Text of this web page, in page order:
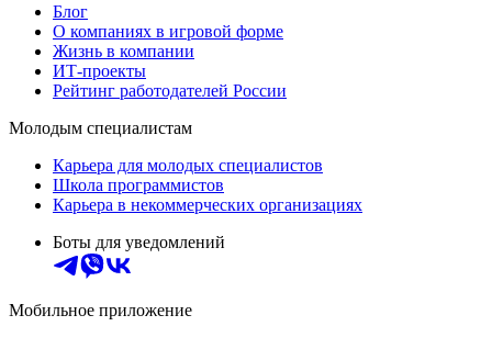
Блог
О компаниях в игровой форме
Жизнь в компании
ИТ-проекты
Рейтинг работодателей России
Молодым специалистам
Карьера для молодых специалистов
Школа программистов
Карьера в некоммерческих организациях
Боты для уведомлений
Мобильное приложение